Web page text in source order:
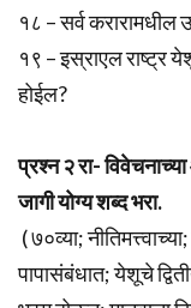
१८ – सर्व करारामधील
१९ – इस्राएल राष्ट्र
होईल?
प्रश्न २ रा-
जागी योग्य शब्द भरा.
( ७०व्या;
पापासंबंधात; येशूचे